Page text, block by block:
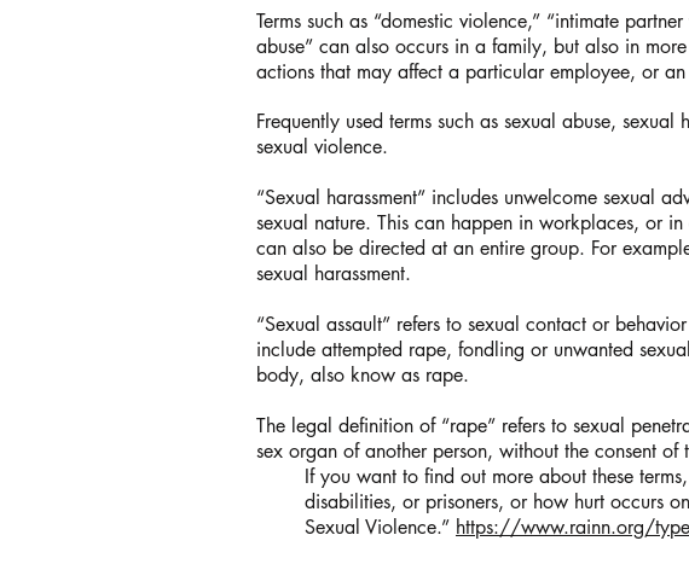
Terms such as “domestic violence,” “intimate
abuse” can also occurs in a family, but also in
actions that may affect a particular employee, or
Frequently used terms such as sexual abuse,
sexual violence.
“Sexual harassment” includes unwelcome sexual
sexual nature. This can happen in workplaces, or
can also be directed at an entire group. For
sexual harassment.
“Sexual assault” refers to sexual contact or
include attempted rape, fondling or unwanted
body, also know as rape.
The legal definition of “rape” refers to sexual
sex organ of another person, without the consent of
If you want to find out more about these
disabilities, or prisoners, or how hurt occurs
Sexual Violence.” https://www.rainn.org/